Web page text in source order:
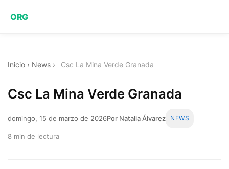
ORG
Inicio › News › Csc La Mina Verde Granada
Csc La Mina Verde Granada
domingo, 15 de marzo de 2026Por Natalia Álvarez NEWS
8 min de lectura